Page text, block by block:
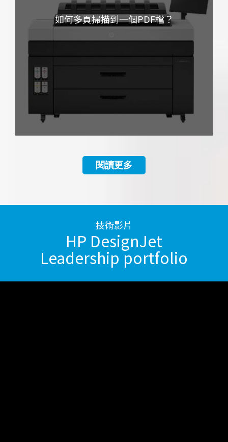
如何多頁掃描到一個PDF檔？
閱讀更多
技術影片
HP DesignJet
Leadership portfolio